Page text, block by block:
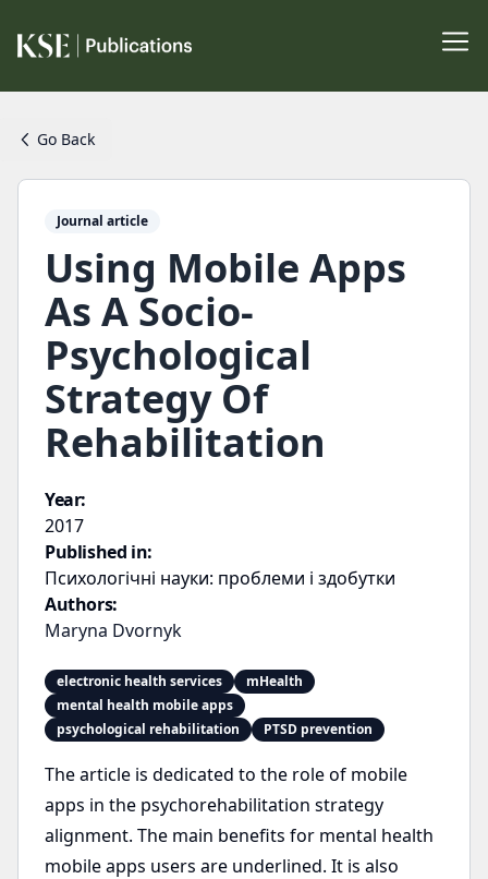
Go Back
Journal article
Using Mobile Apps
As A Socio-
Psychological
Strategy Of
Rehabilitation
Year:
2017
Published in:
Психологічні науки: проблеми і здобутки
Authors:
Maryna Dvornyk
electronic health services
mHealth
mental health mobile apps
psychological rehabilitation
PTSD prevention
The article is dedicated to the role of mobile
apps in the psychorehabilitation strategy
alignment. The main benefits for mental health
mobile apps users are underlined. It is also